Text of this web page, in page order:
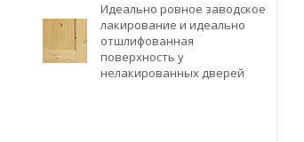
Идеально ровное заводское
лакирование и идеально
отшлифованная
поверхность у
нелакированных дверей